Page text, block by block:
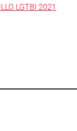
LGTBI 2021